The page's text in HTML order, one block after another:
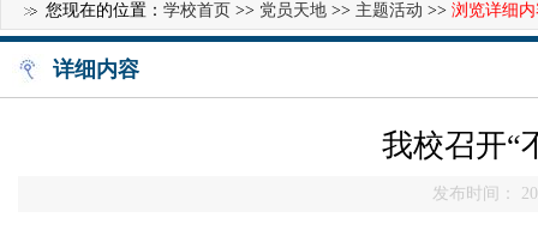
您现在的位置： 学校首页 >> 党员天地 >> 主题活动 >> 浏览详细
详细内容
我校召开“
发布时间：